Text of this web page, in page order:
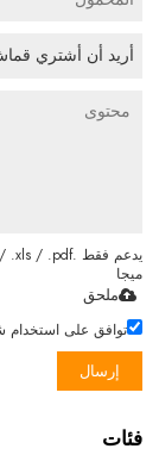
ميجا
ملحق
توافق على
إرسال
فئات